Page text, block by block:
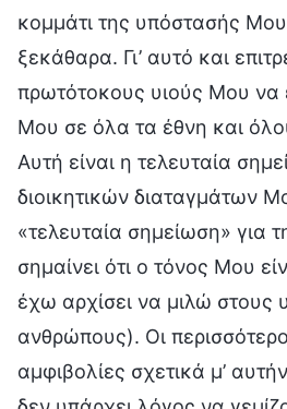
κομμάτι της υπόστασής
ξεκάθαρα. Γι’ αυτό και
πρωτότοκους υιούς Μου να
Μου σε όλα τα έθνη και
Αυτή είναι η τελευταία
διοικητικών διαταγμάτων
«τελευταία σημείωση» για
σημαίνει ότι ο τόνος Μου
έχω αρχίσει να μιλώ στους
ανθρώπους). Οι
αμφιβολίες σχετικά μ’